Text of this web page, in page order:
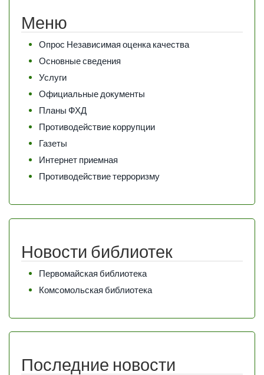
Меню
Опрос Независимая оценка качества
Основные сведения
Услуги
Официальные документы
Планы ФХД
Противодействие коррупции
Газеты
Интернет приемная
Противодействие терроризму
Новости библиотек
Первомайская библиотека
Комсомольская библиотека
Последние новости